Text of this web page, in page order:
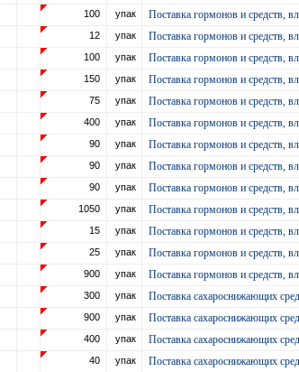
100 упак
Поставка гормонов и средств,
12 упак
Поставка гормонов и средств,
100 упак
Поставка гормонов и средств,
150 упак
Поставка гормонов и средств,
75 упак
Поставка гормонов и средств,
400 упак
Поставка гормонов и средств,
90 упак
Поставка гормонов и средств,
90 упак
Поставка гормонов и средств,
90 упак
Поставка гормонов и средств,
1050 упак
Поставка гормонов и средств,
15 упак
Поставка гормонов и средств,
25 упак
Поставка гормонов и средств,
900 упак
Поставка гормонов и средств,
300 упак
Поставка сахароснижающих
900 упак
Поставка сахароснижающих
400 упак
Поставка сахароснижающих
40 упак
Поставка сахароснижающих